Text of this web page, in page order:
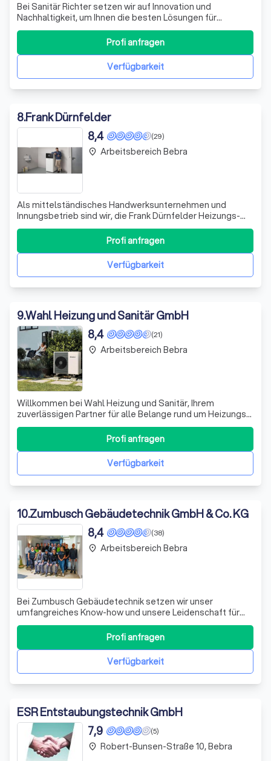
Bei Sanitär Richter setzen wir auf Innovation und
Nachhaltigkeit, um Ihnen die besten Lösungen für
Heizungs- und Sanitäranlagen zu bieten. Unser Team aus
erfahrenen Fachleuten berät Sie umfassend über
umweltfreundliche Heizungssysteme und unterstützt Sie
bei der Beantragung staatlicher Förderungen,
Verfügbarkeit
Profi anfragen
8.Frank Dürnfelder
(29)
8,4
Als mittelständisches Handwerksunternehmen und
Innungsbetrieb sind wir, die Frank Dürnfelder Heizungs-
und Sanitärtechnik, Ihre zuverlässigen Spezialisten für
modernes Heizen und innovative Badgestaltung. Mit
langjähriger Erfahrung und qualifizierten Mitarbeitern
stellen wir uns jeder Herausforderun
Verfügbarkeit
Profi anfragen
place Arbeitsbereich Bebra
9.Wahl Heizung und Sanitär GmbH
(21)
8,4
Willkommen bei Wahl Heizung und Sanitär, Ihrem
zuverlässigen Partner für alle Belange rund um Heizungs-
und Sanitärinstallationen. Wir zeichnen uns durch unsere
langjährige Erfahrung und unser Engagement für höchste
Qualität aus. Unser Team von Fachleuten arbeitet mit
Leidenschaft daran, individuell
Verfügbarkeit
Profi anfragen
place Arbeitsbereich Bebra
10.Zumbusch Gebäudetechnik GmbH & Co. KG
(38)
8,4
Bei Zumbusch Gebäudetechnik setzen wir unser
umfangreiches Know-how und unsere Leidenschaft für
innovative Lösungen ein, um Ihr Zuhause komfortabler und
energieeffizienter zu gestalten. Unser Angebot umfasst
die Planung und Installation modernster Heizsysteme,
darunter Wärmepumpen und Solartechnik,
Verfügbarkeit
Profi anfragen
place Arbeitsbereich Bebra
ESR Entstaubungstechnik GmbH
(5)
7,9
place Robert-Bunsen-Straße 10, Bebra